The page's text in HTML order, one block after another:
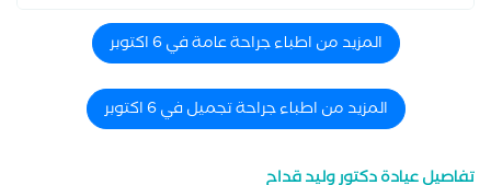
المزيد من اطباء جراحة عامة في 6 اكتوبر
المزيد من اطباء جراحة تجميل في 6 اكتوبر